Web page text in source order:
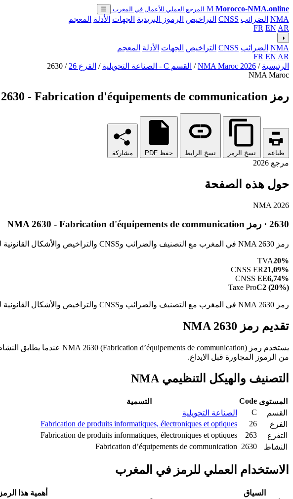
M Morocco-NMA.online المرجع العملي للأعمال في المغرب ☰
NMA الضرائب CNSS التراخيص الرموز البريدية الجهات الأدلة المعجم
FR EN AR
◑
NMA الضرائب CNSS التراخيص الجهات الأدلة المعجم
FR EN AR
الرئيسية /
NMA Maroc 2026
/ القسم C - الصناعة التحويلية / الفرع 26 /
2630
NMA Maroc
رمز NMA 2630 - Fabrication d'équipements de communication
طباعة نسخ الرمز نسخ الرابط حفظ PDF مشاركة
مرجع 2026
حول هذه الصفحة
NMA 2026
2630 · رمز NMA 2630 - Fabrication d'équipements de communication
رمز NMA 2630 في المغرب مع التصنيف والضرائب وCNSS والتراخيص والأشكال القانونية للنشاط Fabrication d'équipements de communication.
TVA20%
CNSS ER21,09%
CNSS EE6,74%
Taxe ProC2 (20%)
رمز NMA 2630 في المغرب مع التصنيف والضرائب وCNSS والتراخيص والأشكال القانونية للنشاط Fabrication d'équipements de communication.
تقديم رمز NMA 2630
من الرموز المجاورة قبل الايداع.
التصنيف والهيكل التنظيمي NMA
المستوى Code
التسمية
القسم
C
الصناعة التحويلية
الفرع
26
Fabrication de produits informatiques, électroniques et optiques
التفرع
263
Fabrication de produits informatiques, électroniques et optiques
النشاط
2630
Fabrication d’équipements de communication
الاستخدام العملي للرمز في المغرب
السياق
أهمية هذا الرمز